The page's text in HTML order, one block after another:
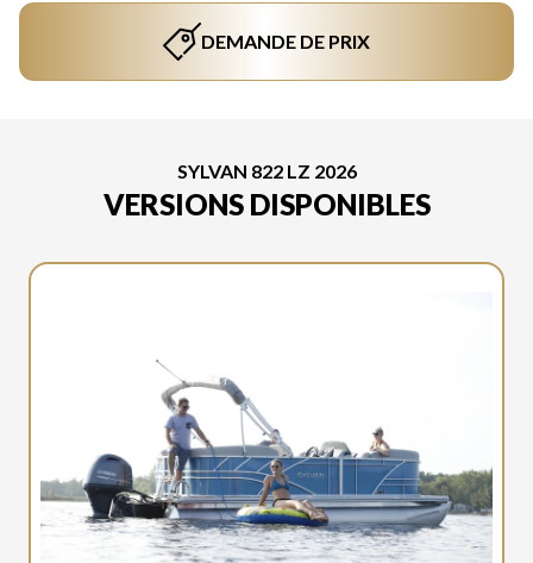
DEMANDE DE PRIX
SYLVAN 822 LZ 2026
VERSIONS DISPONIBLES